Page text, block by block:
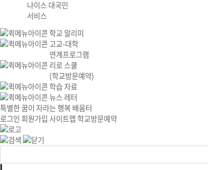
나이스 대국민
서비스
학교 알리미
고교-대학
연계프로그램
리로 스쿨
(학교방문예약)
학습 자료
뉴스 레터
특별한 꿈이 자라는 행복 배움터
로그인 회원가입사이트맵학교방문예약